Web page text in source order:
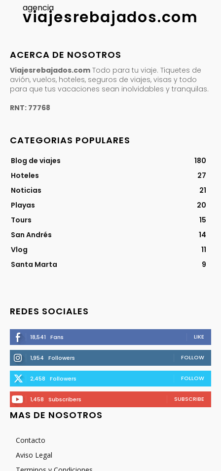
agencia
viajesrebajados.com
ACERCA DE NOSOTROS
Viajesrebajados.com Todo para tu viaje. Tiquetes de
avión, vuelos, hoteles, seguros de viajes, visas y todo
para que tus vacaciones sean inolvidables y tranquilas.
RNT: 77768
CATEGORIAS POPULARES
Blog de viajes
180
Hoteles
27
Noticias
21
Playas
20
Tours
15
San Andrés
14
Vlog
11
Santa Marta
9
REDES SOCIALES
18,541 Fans LIKE
1,954 Followers FOLLOW
2,458 Followers FOLLOW
1,458 Subscribers SUBSCRIBE
MAS DE NOSOTROS
Contacto
Aviso Legal